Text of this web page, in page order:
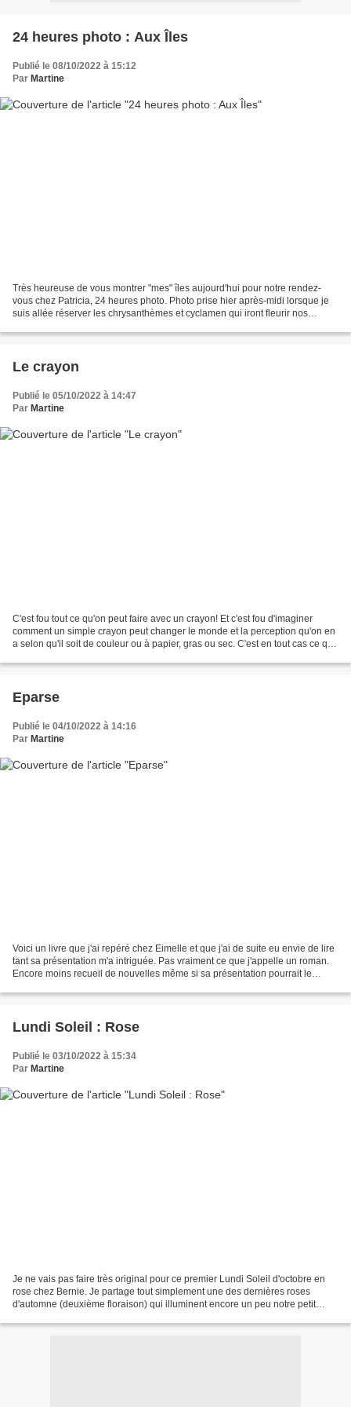
24 heures photo : Aux Îles
Publié le 08/10/2022 à 15:12
Par Martine
Très heureuse de vous montrer "mes" îles aujourd'hui pour notre rendez-
vous chez Patricia, 24 heures photo. Photo prise hier après-midi lorsque je
suis allée réserver les chrysanthèmes et cyclamen qui iront fleurir nos
Le crayon
Publié le 05/10/2022 à 14:47
Par Martine
C'est fou tout ce qu'on peut faire avec un crayon! Et c'est fou d'imaginer
comment un simple crayon peut changer le monde et la perception qu'on en
a selon qu'il soit de couleur ou à papier, gras ou sec. C'est en tout cas ce que
Eparse
Publié le 04/10/2022 à 14:16
Par Martine
Voici un livre que j'ai repéré chez Eimelle et que j'ai de suite eu envie de lire
tant sa présentation m'a intriguée. Pas vraiment ce que j'appelle un roman.
Encore moins recueil de nouvelles même si sa présentation pourrait le
Lundi Soleil : Rose
Publié le 03/10/2022 à 15:34
Par Martine
Je ne vais pas faire très original pour ce premier Lundi Soleil d'octobre en
rose chez Bernie. Je partage tout simplement une des dernières roses
d'automne (deuxième floraison) qui illuminent encore un peu notre petit